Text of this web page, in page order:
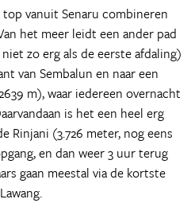
vanuit Senaru combineren
het meer leidt een ander pad
zo erg als de eerste afdaling)
van Sembalun en naar een
m), waar iedereen overnacht
is het een heel erg
Rinjani (3.726 meter, nog eens
en dan weer 3 uur terug
gaan meestal via de kortste